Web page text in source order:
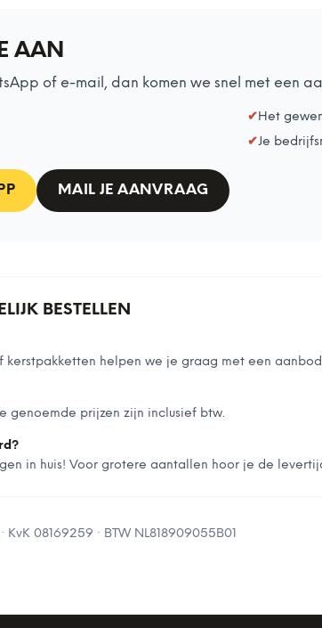
AAN
of e-mail, dan komen we snel met een
✔Het
✔Je
MAIL JE AANVRAAG
BESTELLEN
helpen we je graag met een
genoemde prijzen zijn inclusief btw.
in huis! Voor grotere aantallen hoor je de
· KvK 08169259 · BTW NL818909055B01